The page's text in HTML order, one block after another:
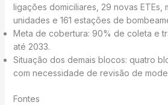
ligações domiciliares, 29 novas ETEs,
unidades e 161 estações de
Meta de cobertura: 90% de coleta e
até 2033.
Situação dos demais blocos: quatro
com necessidade de revisão de
Fontes